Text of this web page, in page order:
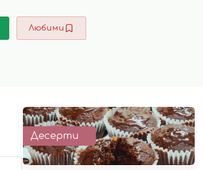
Любими
Десерти